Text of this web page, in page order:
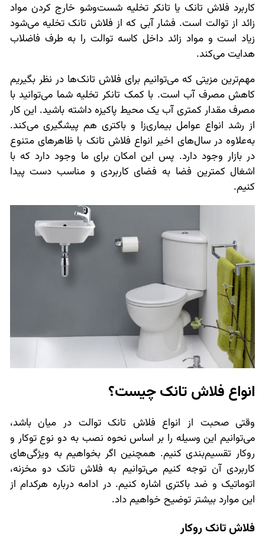
کاربرد فلاش تانک یا تانکر تخلیه شست‌وشو خارج کردن مواد
زائد از توالت است. فشار آبی که از فلاش تانک تخلیه می‌شود
زیاد است و مواد زائد داخل کاسه توالت را به طرف فاضلاب
هدایت می‌کند.
مهم‌ترین مزیتی که می‌توانیم برای فلاش تانک‌ها در نظر بگیریم
کاهش مصرف آب است. با کمک تانکر تخلیه شما می‌توانید با
مصرف مقدار کمتری آب یک محیط پاکیزه داشته باشید. این کار
از رشد انواع عوامل بیماری‌زا و باکتری هم پیشگیری می‌کند.
به‌علاوه در سال‌های اخیر انواع فلاش تانک با ظاهرهای متنوع
در بازار وجود دارد. پس این امکان برای ما وجود دارد که با
اشغال کمترین فضا به فضای کاربردی و مناسب دست پیدا
کنیم.
انواع فلاش تانک چیست؟
وقتی صحبت از انواع فلاش تانک توالت در میان باشد،
می‌توانیم این وسیله را بر اساس نحوه نصب به دو نوع توکار و
روکار تقسیم‌بندی کنیم. همچنین اگر بخواهیم به ویژگی‌های
کاربردی آن توجه کنیم می‌توانیم به فلاش تانک دو مخزنه،
اتوماتیک و ضد باکتری اشاره کنیم. در ادامه درباره هرکدام از
این موارد بیشتر توضیح خواهیم داد.
فلاش تانک روکار